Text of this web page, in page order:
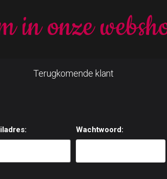
in onze
Terugkomende klant
Wachtwoord: